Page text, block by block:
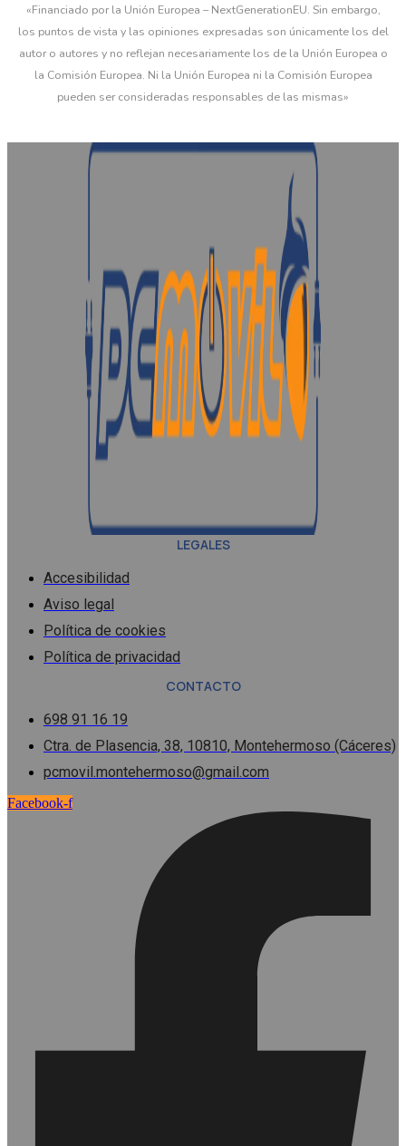
«Financiado por la Unión Europea – NextGenerationEU. Sin embargo,
los puntos de vista y las opiniones expresadas son únicamente los del
autor o autores y no reflejan necesariamente los de la Unión Europea o
la Comisión Europea. Ni la Unión Europea ni la Comisión Europea
pueden ser consideradas responsables de las mismas»
LEGALES
Accesibilidad
Aviso legal
Política de cookies
Política de privacidad
CONTACTO
698 91 16 19
Ctra. de Plasencia, 38, 10810, Montehermoso (Cáceres)
pcmovil.montehermoso@gmail.com
Facebook-f